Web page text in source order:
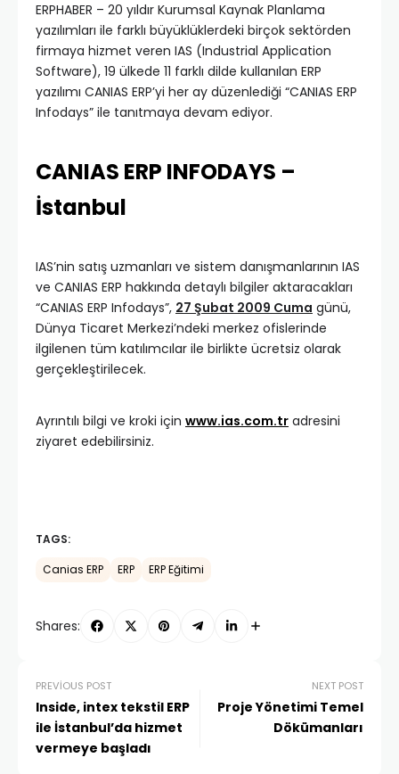
ERPHABER – 20 yıldır Kurumsal Kaynak Planlama
yazılımları ile farklı büyüklüklerdeki birçok sektörden
firmaya hizmet veren IAS (Industrial Application
Software), 19 ülkede 11 farklı dilde kullanılan ERP
yazılımı CANIAS ERP’yi her ay düzenlediği “CANIAS ERP
Infodays” ile tanıtmaya devam ediyor.
CANIAS ERP INFODAYS –
İstanbul
IAS’nin satış uzmanları ve sistem danışmanlarının IAS
ve CANIAS ERP hakkında detaylı bilgiler aktaracakları
“CANIAS ERP Infodays”, 27 Şubat 2009 Cuma günü,
Dünya Ticaret Merkezi’ndeki merkez ofislerinde
ilgilenen tüm katılımcılar ile birlikte ücretsiz olarak
gerçekleştirilecek.
Ayrıntılı bilgi ve kroki için www.ias.com.tr adresini
ziyaret edebilirsiniz.
TAGS:
Canias ERP ERP ERP Eğitimi
Shares:
PREVIOUS POST
Inside, intex tekstil ERP
ile İstanbul’da hizmet
vermeye başladı
NEXT POST
Proje Yönetimi Temel
Dökümanları